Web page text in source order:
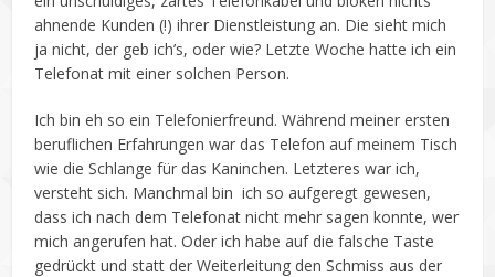
ahnende Kunden (!) ihrer Dienstleistung an. Die sieht mich
ja nicht, der geb ich’s, oder wie? Letzte Woche hatte ich ein
Telefonat mit einer solchen Person.
Ich bin eh so ein Telefonierfreund. Während meiner ersten
beruflichen Erfahrungen war das Telefon auf meinem Tisch
wie die Schlange für das Kaninchen. Letzteres war ich,
versteht sich. Manchmal bin ich so aufgeregt gewesen,
dass ich nach dem Telefonat nicht mehr sagen konnte, wer
mich angerufen hat. Oder ich habe auf die falsche Taste
gedrückt und statt der Weiterleitung den Schmiss aus der